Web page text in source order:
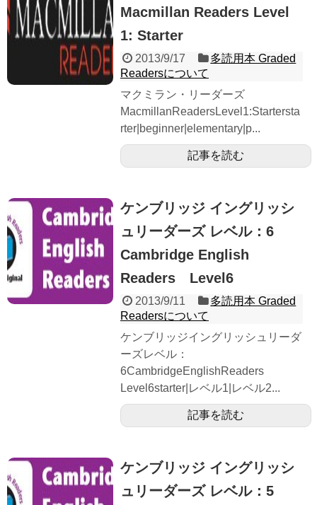
Macmillan Readers Level
1: Starter
2013/9/17
多読用本 Graded
Readersについて
マクミラン・リーダーズ
MacmillanReadersLevel1:Startersta
rter|beginner|elementary|p...
記事を読む
ケンブリッジ イングリッシ
ュリーダーズ レベル：6
Cambridge English
Readers Level6
2013/9/11
多読用本 Graded
Readersについて
ケンブリッジイングリッシュリーダ
ーズレベル：
6CambridgeEnglishReaders
Level6starter|レベル1|レベル2...
記事を読む
ケンブリッジ イングリッシ
ュリーダーズ レベル：5